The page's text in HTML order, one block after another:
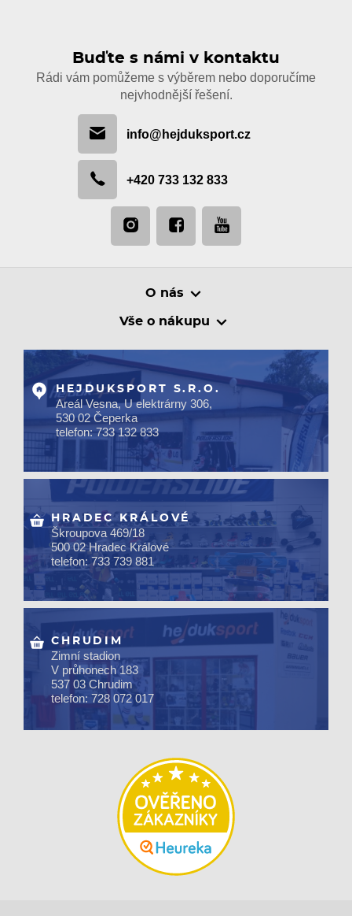
Buďte s námi v kontaktu
Rádi vám pomůžeme s výběrem nebo doporučíme
nejvhodnější řešení.
info@hejduksport.cz
+420 733 132 833
O nás
Vše o nákupu
HEJDUKSPORT S.R.O.
Areál Vesna, U elektrárny 306,
530 02 Čeperka
telefon: 733 132 833
HRADEC KRÁLOVÉ
Škroupova 469/18
500 02 Hradec Králové
telefon: 733 739 881
CHRUDIM
Zimní stadion
V průhonech 183
537 03 Chrudim
telefon: 728 072 017